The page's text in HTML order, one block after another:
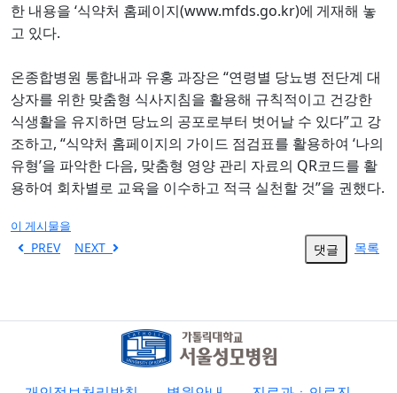
한 내용을 ‘식약처 홈페이지 (www.mfds.go.kr)에 게재해 놓
고 있다.
온종합병원 통합내과 유홍 과장은 “연령별 당뇨병 전단계 대
상자를 위한 맞춤형 식사지침을 활용해 규칙적이고 건강한
식생활을 유지하면 당뇨의 공포로부터 벗어날 수 있다”고 강
조하고, “식약처 홈페이지의 가이드 점검표를 활용하여 ‘나의
유형’을 파악한 다음, 맞춤형 영양 관리 자료의 QR코드를 활
용하여 회차별로 교육을 이수하고 적극 실천할 것”을 권했다.
이 게시물을
PREV NEXT 댓글 목록